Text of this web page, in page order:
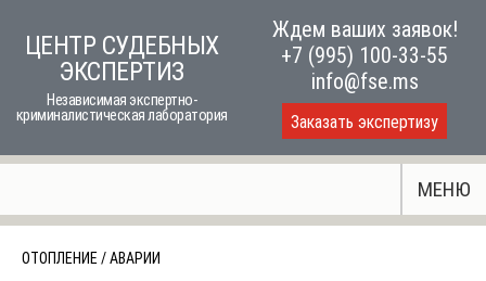
ЦЕНТР СУДЕБНЫХ
ЭКСПЕРТИЗ
Независимая экспертно-
криминалистическая лаборатория
Ждем ваших заявок!
+7 (995) 100-33-55
info@fse.ms
Заказать экспертизу
МЕНЮ
ОТОПЛЕНИЕ/АВАРИИ